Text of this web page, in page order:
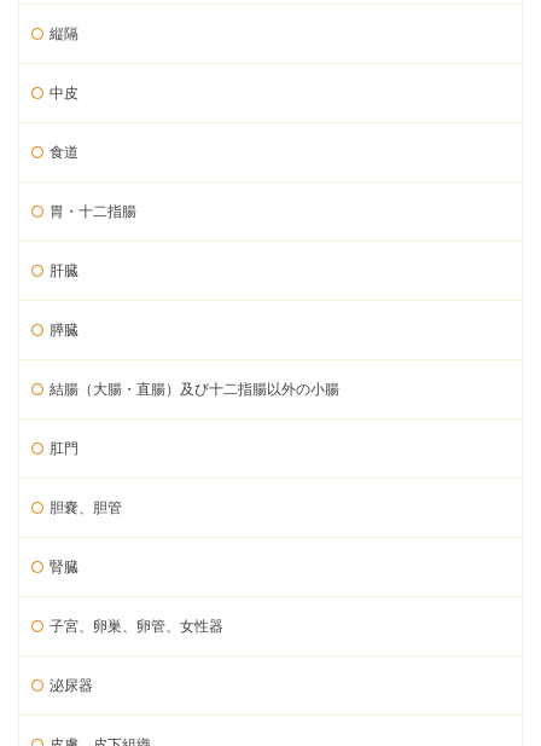
縦隔
中皮
食道
胃・十二指腸
肝臓
膵臓
結腸（大腸・直腸）及び十二指腸以外の小腸
肛門
胆嚢、胆管
腎臓
子宮、卵巣、卵管、女性器
泌尿器